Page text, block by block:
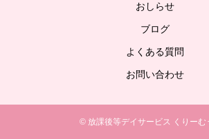
おしらせ
ブログ
よくある質問
お問い合わせ
© 放課後等デイサービス くりーむ